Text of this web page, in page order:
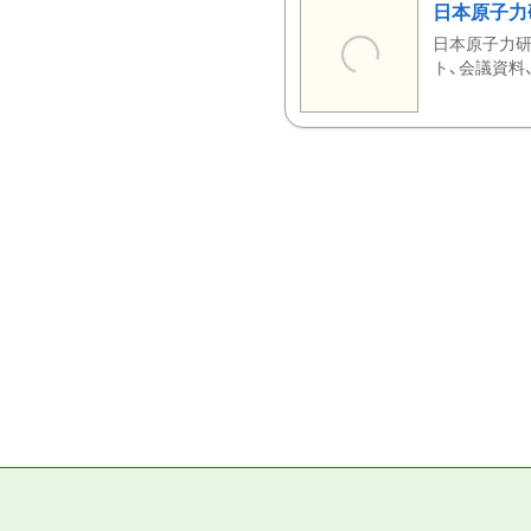
日本原子
日本原子力
ト、会議資